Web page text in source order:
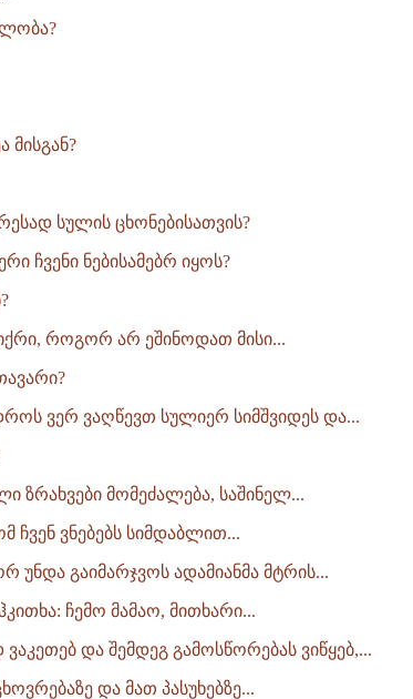
სულის ცხონებისათვის?
ჩვენი ნებისამებრ იყოს?
როგორ არ ეშინოდათ მისი...
ვერ ვაღწევთ სულიერ სიმშვიდეს და...
ზრახვები მომეძალება, საშინელ...
ჩვენ ვნებებს სიმდაბლით...
უნდა გაიმარჯვოს ადამიანმა მტრის...
ჩემო მამაო, მითხარი...
და შემდეგ გამოსწორებას ვიწყებ,...
და მათ პასუხებზე...